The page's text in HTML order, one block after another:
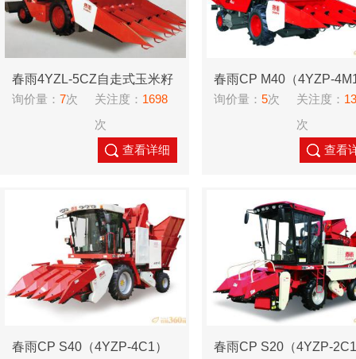
春雨4YZL-5CZ自走式玉米籽
粒联合收获机
询价量： 7次 关注度： 1698
次
查看详细
春雨CP M40（4YZP-
自走式玉米收获机
询价量： 5次 关注度：
次
查看
春雨CP S40（4YZP-4C1） 春雨CP S20（4YZP-